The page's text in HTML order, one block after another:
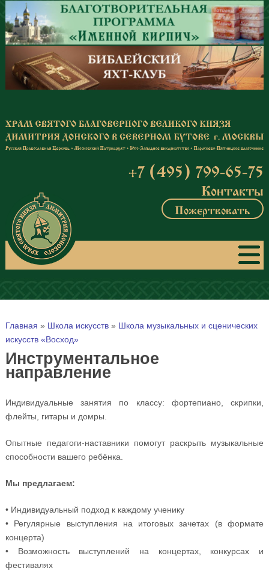
Перейти к основному содержанию
+7 (495) 799-65-75
Контакты
Пожертвовать
Вы здесь
Главная » Школа искусств» Школа музыкальных и сценических
искусств «Восход»
Инструментальное
направление
Индивидуальные занятия по классу: фортепиано, скрипки,
флейты, гитары и домры.
Опытные педагоги-наставники помогут раскрыть музыкальные
способности вашего ребёнка.
Мы предлагаем:
• Индивидуальный подход к каждому ученику
• Регулярные выступления на итоговых зачетах (в формате
концерта)
• Возможность выступлений на концертах, конкурсах и
фестивалях